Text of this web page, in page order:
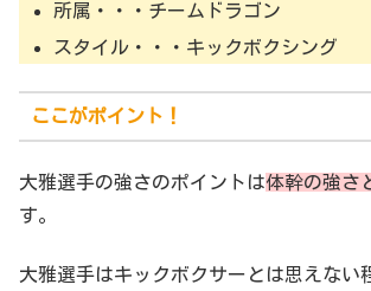
所属・・・チームドラゴン
スタイル・・・キックボクシング
ここがポイント！
大雅選手の強さのポイントは体幹の強さ
す。
大雅選手はキックボクサーとは思えない